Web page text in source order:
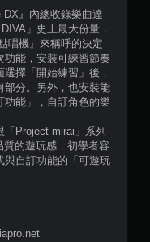
5
顆
星
）
，
共
DX』內總收錄樂曲達
」史上最大份量，
唱機』來稱呼的決定
功能，安裝可練習節奏
擇「開始練習」後，
部分。另外，也安裝能
功能」，自訂角色的樂
Project mirai」系列
的遊玩感，初學者容
與自訂功能的「可遊玩